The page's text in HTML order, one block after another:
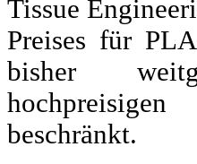
Tissue
Preises für
bisher
beschränkt.